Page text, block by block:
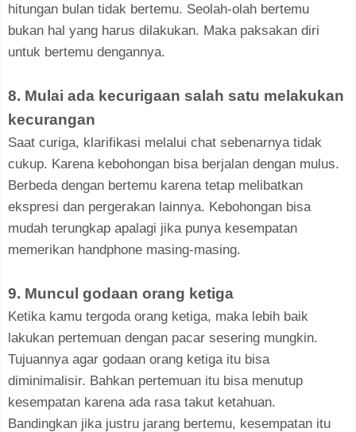
hitungan bulan tidak bertemu. Seolah-olah bertemu
bukan hal yang harus dilakukan. Maka paksakan diri
untuk bertemu dengannya.
8. Mulai ada kecurigaan salah satu melakukan
kecurangan
Saat curiga, klarifikasi melalui chat sebenarnya tidak
cukup. Karena kebohongan bisa berjalan dengan mulus.
Berbeda dengan bertemu karena tetap melibatkan
ekspresi dan pergerakan lainnya. Kebohongan bisa
mudah terungkap apalagi jika punya kesempatan
memerikan handphone masing-masing.
9. Muncul godaan orang ketiga
Ketika kamu tergoda orang ketiga, maka lebih baik
lakukan pertemuan dengan pacar sesering mungkin.
Tujuannya agar godaan orang ketiga itu bisa
diminimalisir. Bahkan pertemuan itu bisa menutup
kesempatan karena ada rasa takut ketahuan.
Bandingkan jika justru jarang bertemu, kesempatan itu